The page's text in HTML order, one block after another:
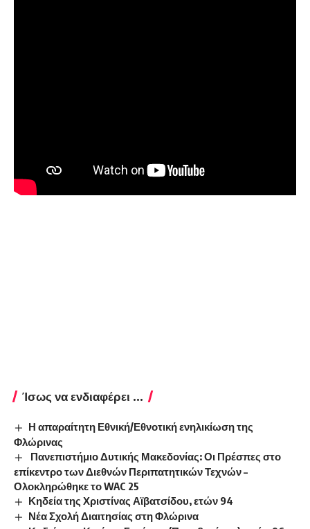
Ίσως να ενδιαφέρει ...
Η απαραίτητη Εθνική/Εθνοτική ενηλικίωση της
Φλώρινας
Πανεπιστήμιο Δυτικής Μακεδονίας: Οι Πρέσπες στο
επίκεντρο των Διεθνών Περιπατητικών Τεχνών –
Ολοκληρώθηκε το WAC 25
Κηδεία της Χριστίνας Αϊβατσίδου, ετών 94
Νέα Σχολή Διαιτησίας στη Φλώρινα